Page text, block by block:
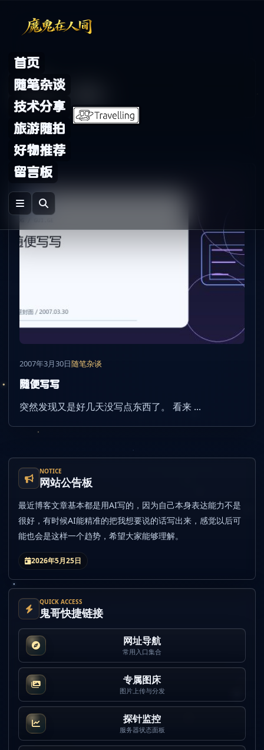
首页
随笔杂谈
技术分享
旅游随拍
好物推荐
留言板
Archive
标签：
NOTICE
网站公告板
最近博客文章基本都是用AI写的，因为自己本身表达能力不是
很好，有时候AI能精准的把我想要说的话写出来，感觉以后可
能也会是这样一个趋势，希望大家能够理解。
2026年5月25日
QUICK ACCESS
鬼哥快捷链接
网址导航
常用入口集合
专属图床
图片上传与分发
探针监控
服务器状态面板
2007年3月30日随笔杂谈
随便写写
突然发现又是好几天没写点东西了。 看来 ...